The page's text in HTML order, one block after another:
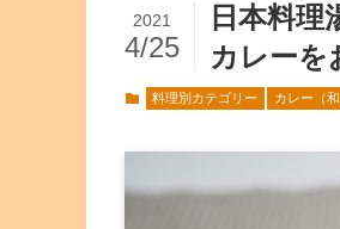
日本料
カレー
2021
4/25
料理別カテゴリー カレー（